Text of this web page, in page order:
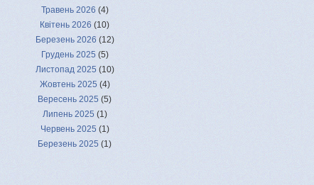
Травень 2026 (4)
Квітень 2026 (10)
Березень 2026 (12)
Грудень 2025 (5)
Листопад 2025 (10)
Жовтень 2025 (4)
Вересень 2025 (5)
Липень 2025 (1)
Червень 2025 (1)
Березень 2025 (1)